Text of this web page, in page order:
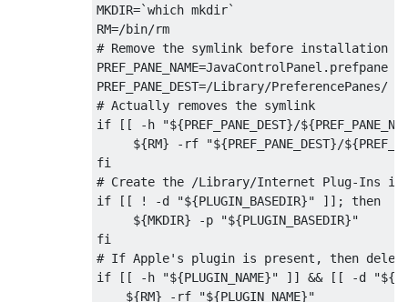
MKDIR=`which mkdir`
RM=/bin/rm
# Remove the symlink before installation
PREF_PANE_NAME=JavaControlPanel . prefpane
PREF_PANE_DEST=/Library/PreferencePanes/
# Actually removes the symlink
if
[[ -h
"${PREF_PANE_DEST}/
     $
{RM} - rf
"${PREF_PANE_DEST}/
fi
# Create the /Library/Internet Plug-Ins if
if
[[ ! -d "${PLUGIN_BASEDIR}" ]];
then
     $
{MKDIR} -p
"${PLUGIN_BASEDIR}"
fi
# If Apple' s plugin is present , then
if
[[ -h "${PLUGIN_NAME}" ]] && [[ -d
    $
{RM} - rf
"${PLUGIN_NAME}"